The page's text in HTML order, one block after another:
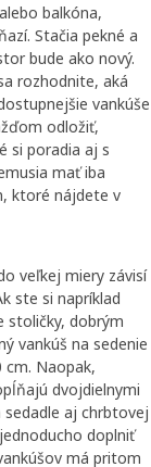
balkóna,
Stačia pekné a
bude ako nový.
rozhodnite, aká
vankúše
odložiť,
si poradia aj s
mať iba
ktoré nájdete v
veľkej miery závisí
ste si napríklad
stoličky, dobrým
vankúš na sedenie
cm. Naopak,
dvojdielnymi
aj chrbtovej
doplniť
má pritom